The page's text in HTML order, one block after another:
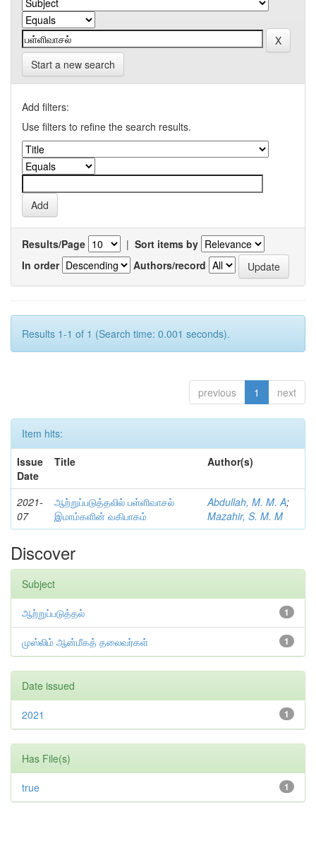
Start a new search
Add filters:
Use filters to refine the search results.
Results/Page | Sort items by
In order
Authors/record
Results 1-1 of 1 (Search time: 0.001 seconds).
previous 1 next
Item hits:
Issue
Date
Title Author(s)
2021-
07
ஆற்றுப்படுத்தலில் பள்ளிவாசல்
இமாம்களின் வகிபாகம்
Abdullah, M. M. A;
Mazahir, S. M. M
Discover
Subject
1
ஆற்றுப்படுத்தல்
1
முஸ்லிம் ஆன்மீகத் தலைவர்கள்
Date issued
1
2021
Has File(s)
1
true